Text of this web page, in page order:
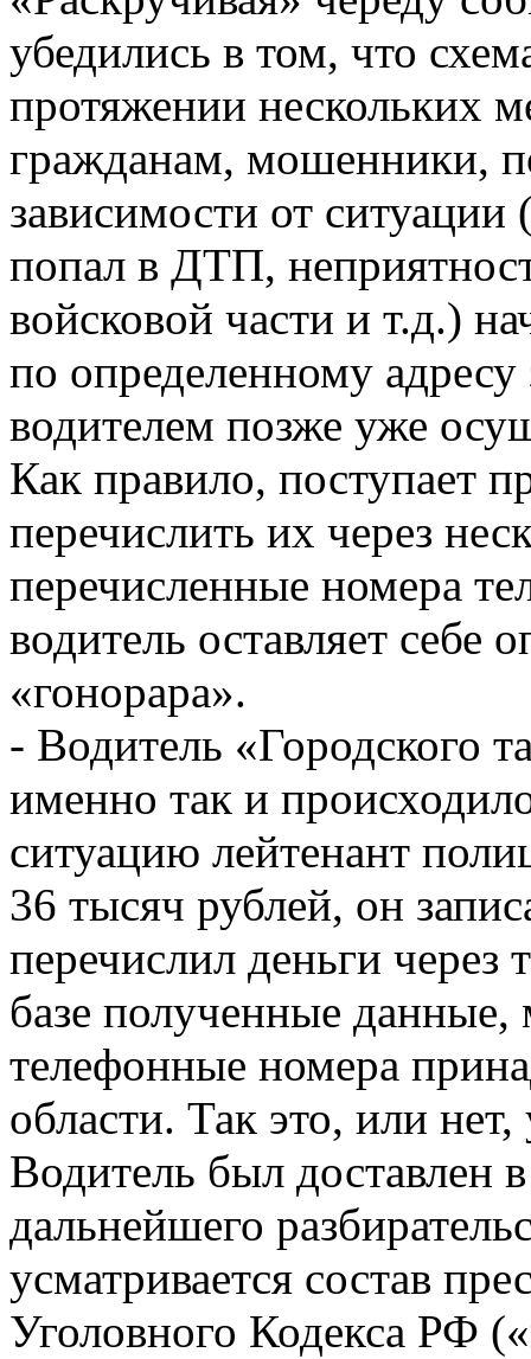
убедились в том, что
протяжении нескольких
гражданам, мошенники,
зависимости от
попал в ДТП,
войсковой части и т.д.)
по определенному адресу
водителем позже уже
Как правило, поступает
перечислить их через
перечисленные номера
водитель оставляет себе
«гонорара».
- Водитель «Городского
именно так и
ситуацию лейтенант
36 тысяч рублей, он
перечислил деньги
базе полученные
телефонные номера
области. Так это, или нет,
Водитель был доставлен
дальнейшего
усматривается состав
Уголовного Кодекса РФ